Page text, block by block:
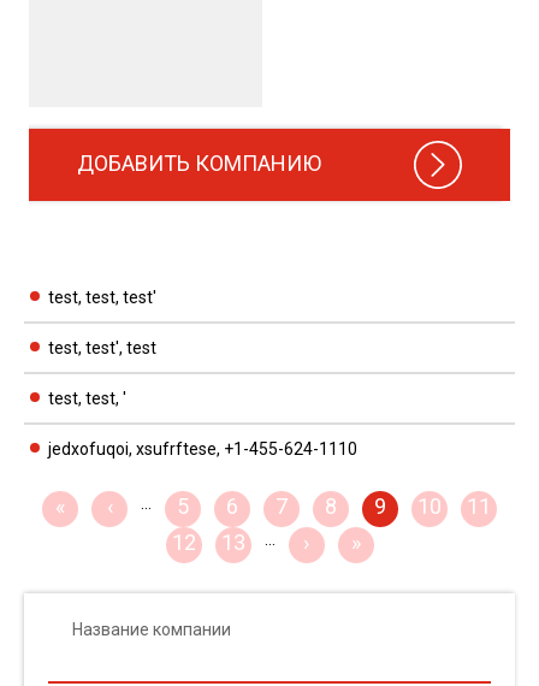
ДОБАВИТЬ КОМПАНИЮ
test, test, test'
test, test', test
test, test, '
jedxofuqoi, xsufrftese, +1-455-624-1110
« ‹ … 5 6 7 8 9 10
11
12
13 … › »
Название компании